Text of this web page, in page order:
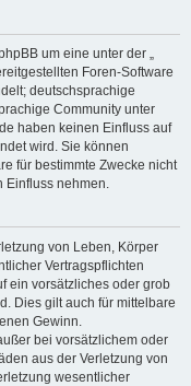
um eine unter der „
Foren-Software
deutschsprachige
Community unter
haben keinen Einfluss auf
wird. Sie können
für bestimmte Zwecke nicht
Einfluss nehmen.
von Leben, Körper
Vertragspflichten
ein vorsätzliches oder grob
Dies gilt auch für mittelbare
Gewinn.
bei vorsätzlichem oder
aus der Verletzung von
wesentlicher